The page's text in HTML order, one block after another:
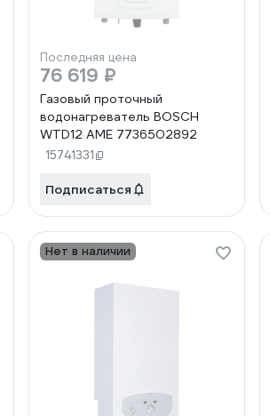
Последняя цена
76 619 ₽
Газовый проточный
водонагреватель BOSCH
WTD12 AME 7736502892
15741331
Подписаться
Нет в наличии